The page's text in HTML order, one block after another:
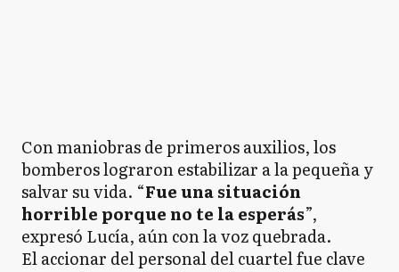
Con maniobras de primeros auxilios, los
bomberos lograron estabilizar a la pequeña y
salvar su vida. “Fue una situación
horrible porque no te la esperás”,
expresó Lucía, aún con la voz quebrada.
El accionar del personal del cuartel fue clave